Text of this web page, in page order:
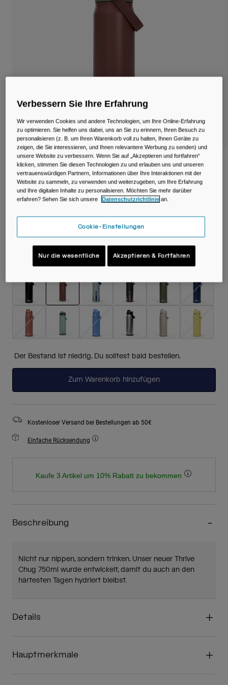
Becher & Travel Mugs
Alle kaufen
Thrive™ Chug 750ml Flasche, isolierter
Edelstahl
Artikelnr.38259-E17-OS
44,99 €
Farben -Burnt Umber
ausgewählt
Der Bestand ist niedrig. Du solltest bald bestellen.
Zum Warenkorb hinzufügen
Kostenloser Versand bei Bestellungen ab 50€
Einfache Rücksendung
Kaufe 3 Artikel um 10% Rabatt zu bekommen
Beschreibung
Nicht nur nippen, sondern trinken. Unser neuer Thrive
Chug 750ml wurde entwickelt, damit du auch an den
härtesten Tagen hydriert bleibst.
Details
Hauptmerkmale
Verbessern Sie Ihre Erfahrung
Wir verwenden Cookies und andere Technologien, um Ihre Online-Erfahrung
zu optimieren. Sie helfen uns dabei, uns an Sie zu erinnern, Ihren Besuch zu
personalisieren (z. B. um Ihren Warenkorb voll zu halten, Ihnen Geräte zu
zeigen, die Sie interessieren, und Ihnen relevantere Werbung zu senden) und
unsere Website zu verbessern. Wenn Sie auf „Akzeptieren und fortfahren“
klicken, stimmen Sie diesen Technologien zu und erlauben uns und unseren
vertrauenswürdigen Partnern, Informationen über Ihre Interaktionen mit der
Website zu sammeln, zu verwenden und weiterzugeben, um Ihre Erfahrung
und Ihre digitalen Inhalte zu personalisieren. Möchten Sie mehr darüber
erfahren? Sehen Sie sich unsere
Datenschutzrichtlinie an.
Cookie-Einstellungen
Nur die wesentliche Akzeptieren & Fortfahren